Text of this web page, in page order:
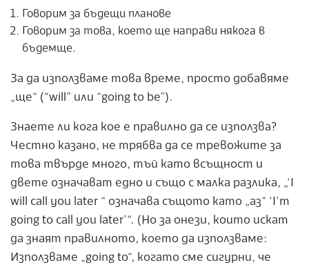
Говорим за бъдещи планове
Говорим за това, което ще направи някога в
бъдемще.
За да използваме това време, просто добавяме
„ще“ (“will” или “going to be”).
Знаете ли кога кое е правилно да се използва?
Честно казано, не трябва да се тревожите за
това твърде много, тъй като всъщност и
двете означават едно и също с малка разлика, „‘I
will call you later “ означава същото като „аз“ ‘I’m
going to call you later’“. (Но за онези, които искат
да знаят правилното, което да използваме:
Използваме „going to“, когато сме сигурни, че